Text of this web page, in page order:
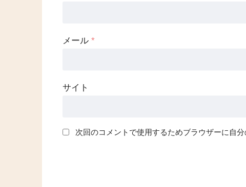
メール *
サイト
次回のコメントで使用するためブラウザーに自